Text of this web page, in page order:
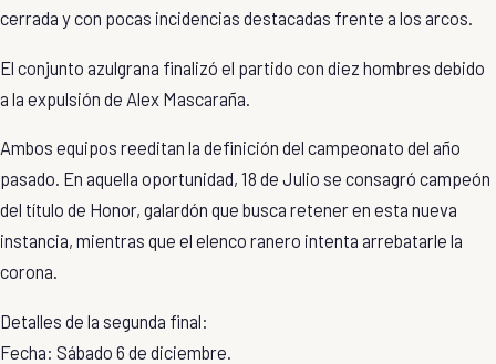
cerrada y con pocas incidencias destacadas frente a los arcos.
El conjunto azulgrana finalizó el partido con diez hombres debido
a la expulsión de Alex Mascaraña
Ambos equipos reeditan la definición del campeonato del año
pasado. En aquella oportunidad, 18 de Julio se consagró campeón
del título de Honor, galardón que busca retener en esta nueva
instancia, mientras que el elenco ranero intenta arrebatarle la
corona.
Detalles de la segunda final:
Fecha: Sábado 6 de diciembre.